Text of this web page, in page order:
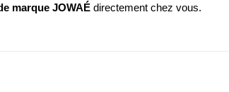
marque JOWAÉ directement chez vous.